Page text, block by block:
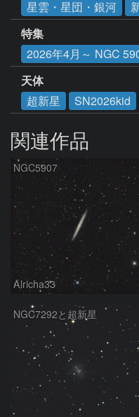
星雲・星団・銀河
特集
2026年4月～ NGC
天体
超新星
SN2026kid
関連作品
NGC5907
Alricha33
NGC7292と超新星